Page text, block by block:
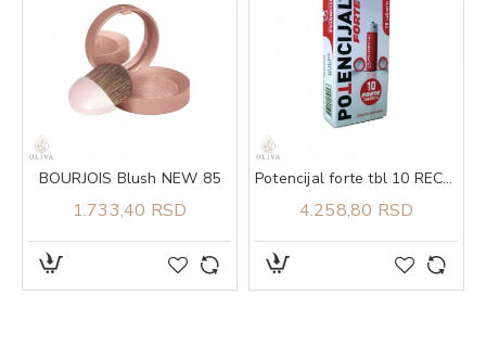
BOURJOIS Blush NEW 85
1.733,40 RSD
Potencijal forte tbl 10 RECYS MEDICAL
4.258,80 RSD